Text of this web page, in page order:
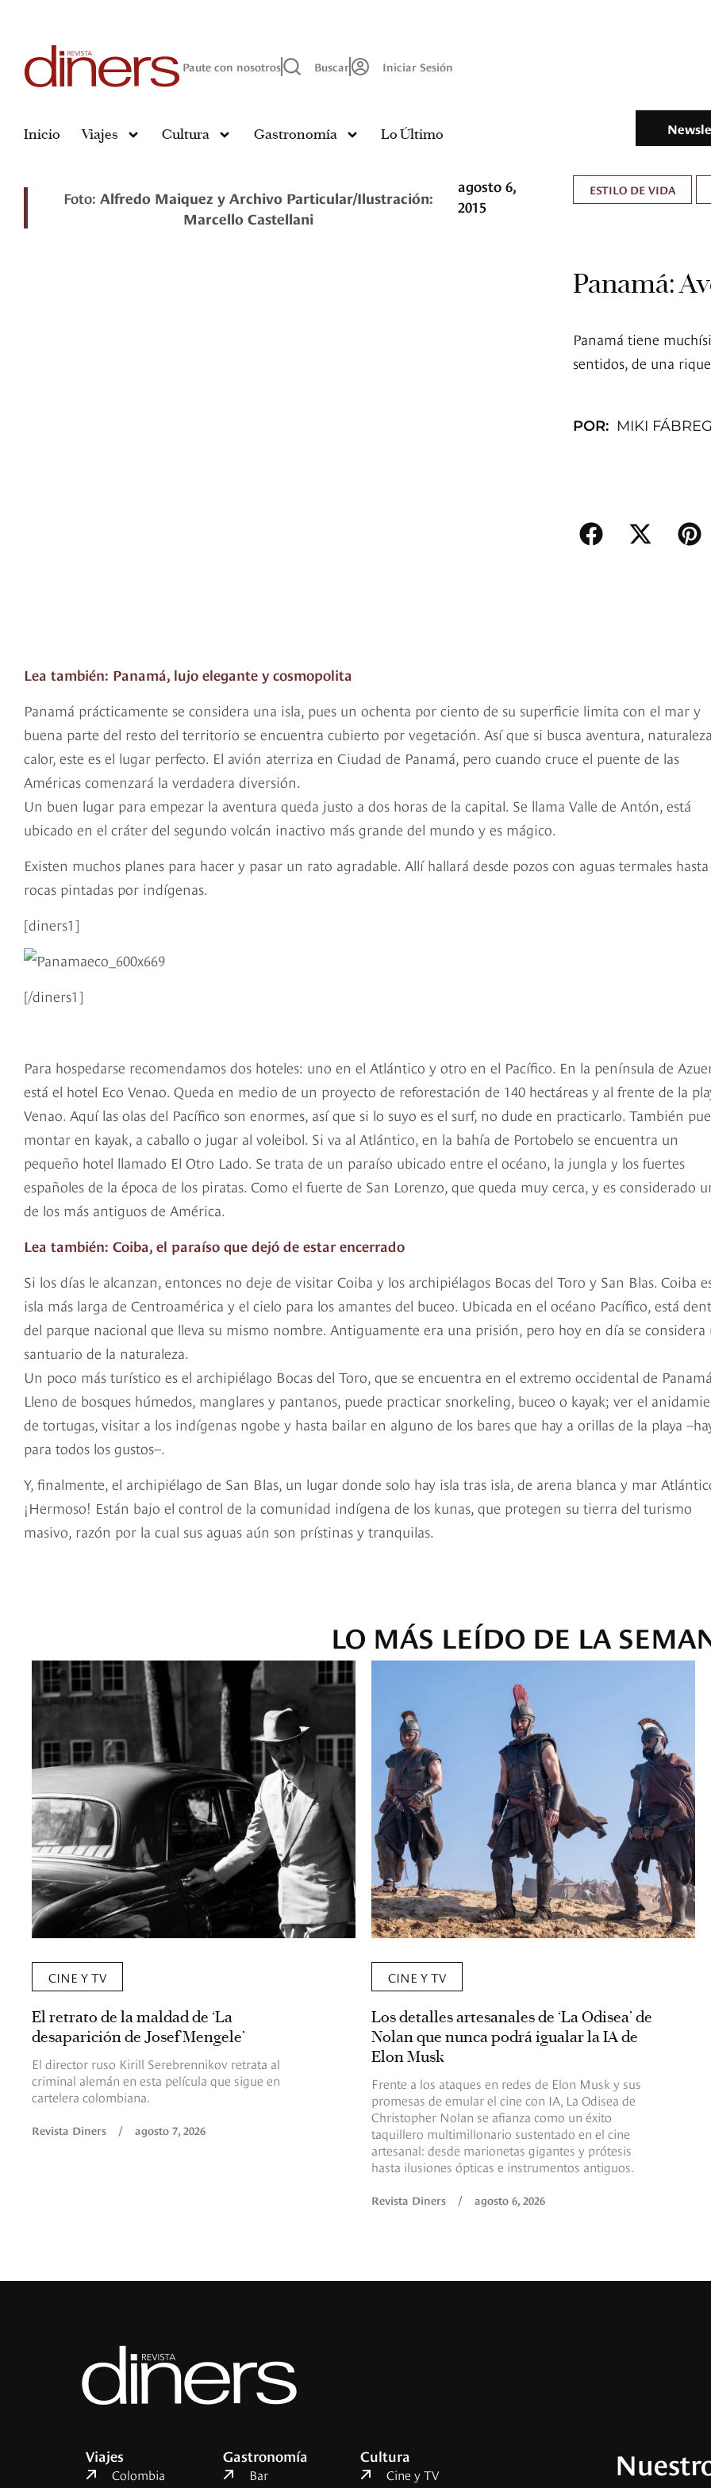
Paute con nosotros Buscar Iniciar Sesión
Inicio Viajes Cultura Gastronomía Lo Último
Foto:Alfredo Maiquez y Archivo Particular/Ilustración:
Marcello Castellani
agosto 6,
2015
ESTILO DE VIDA
Panamá:
Panamá tiene
sentidos, de una
POR: MIKI
Lea también: Panamá, lujo elegante y cosmopolita
Panamá prácticamente se considera una isla, pues un ochenta por ciento de su superficie limita con el mar y
buena parte del resto del territorio se encuentra cubierto por vegetación. Así que si busca aventura,
calor, este es el lugar perfecto. El avión aterriza en Ciudad de Panamá, pero cuando cruce el puente de las
Américas comenzará la verdadera diversión.
Un buen lugar para empezar la aventura queda justo a dos horas de la capital. Se llama Valle de Antón, está
ubicado en el cráter del segundo volcán inactivo más grande del mundo y es mágico.
Existen muchos planes para hacer y pasar un rato agradable. Allí hallará desde pozos con aguas termales hasta
rocas pintadas por indígenas.
[diners1]
[/diners1]
Para hospedarse recomendamos dos hoteles: uno en el Atlántico y otro en el Pacífico. En la península de
está el hotel Eco Venao. Queda en medio de un proyecto de reforestación de 140 hectáreas y al frente de la
Venao. Aquí las olas del Pacífico son enormes, así que si lo suyo es el surf, no dude en practicarlo. También
montar en kayak, a caballo o jugar al voleibol. Si va al Atlántico, en la bahía de Portobelo se encuentra un
pequeño hotel llamado El Otro Lado. Se trata de un paraíso ubicado entre el océano, la jungla y los fuertes
españoles de la época de los piratas. Como el fuerte de San Lorenzo, que queda muy cerca, y es considerado
de los más antiguos de América.
Lea también: Coiba, el paraíso que dejó de estar encerrado
Si los días le alcanzan, entonces no deje de visitar Coiba y los archipiélagos Bocas del Toro y San Blas. Coiba
isla más larga de Centroamérica y el cielo para los amantes del buceo. Ubicada en el océano Pacífico, está
del parque nacional que lleva su mismo nombre. Antiguamente era una prisión, pero hoy en día se considera
santuario de la naturaleza.
Un poco más turístico es el archipiélago Bocas del Toro, que se encuentra en el extremo occidental de
Lleno de bosques húmedos, manglares y pantanos, puede practicar snorkeling, buceo o kayak; ver el
de tortugas, visitar a los indígenas ngobe y hasta bailar en alguno de los bares que hay a orillas de la playa
para todos los gustos–.
Y, finalmente, el archipiélago de San Blas, un lugar donde solo hay isla tras isla, de arena blanca y mar
¡Hermoso! Están bajo el control de la comunidad indígena de los kunas, que protegen su tierra del turismo
masivo, razón por la cual sus aguas aún son prístinas y tranquilas.
LO MÁS LEÍDO DE LA
CINE Y TV
El retrato de la maldad de ‘La
desaparición de Josef Mengele’
El director ruso Kirill Serebrennikov retrata al
criminal alemán en esta película que sigue en
cartelera colombiana.
Revista Diners / agosto 7, 2026
CINE Y TV
Los detalles artesanales de ‘La Odisea’ de
Nolan que nunca podrá igualar la IA de
Elon Musk
Frente a los ataques en redes de Elon Musk y sus
promesas de emular el cine con IA, La Odisea de
Christopher Nolan se afianza como un éxito
taquillero multimillonario sustentado en el cine
artesanal: desde marionetas gigantes y prótesis
hasta ilusiones ópticas e instrumentos antiguos.
Revista Diners / agosto 6, 2026
Viajes
Colombia
Gastronomía
Bar
Cultura
Cine y TV